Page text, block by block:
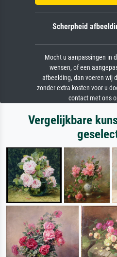
Scherpheid
Mocht u aanpassingen in
wensen, of een
afbeelding, dan voeren wij
zonder extra kosten voor u
contact met ons
Vergelijkbare